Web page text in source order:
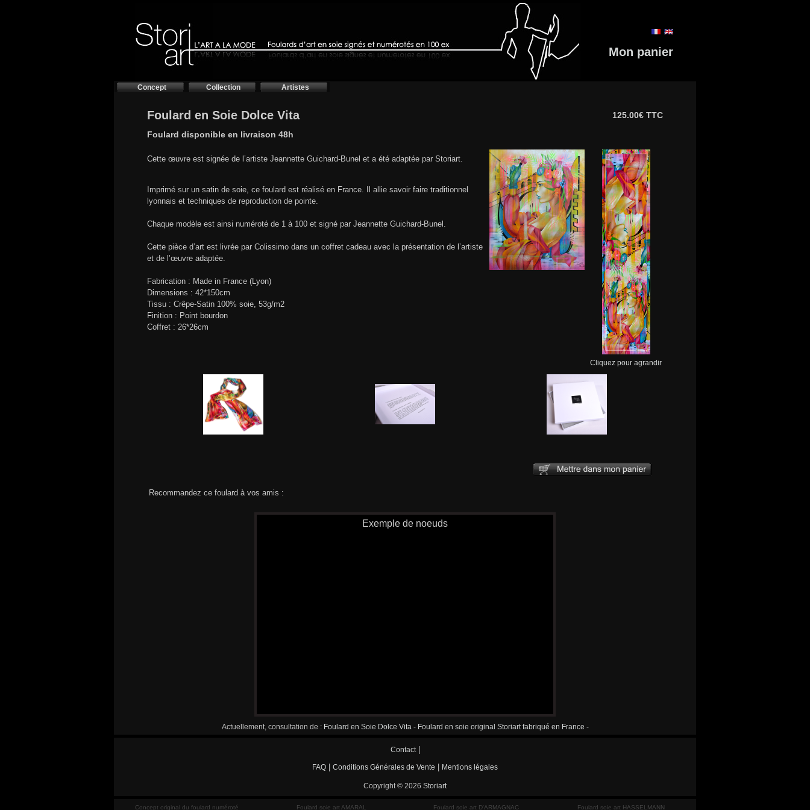
Mon panier
Concept Collection Artistes
Foulard en Soie Dolce Vita
125.00€ TTC
Foulard disponible en livraison 48h
Cliquez pour agrandir
Cette œuvre est signée de l’artiste Jeannette Guichard-Bunel et a été adaptée par Storiart.
Imprimé sur un satin de soie, ce foulard est réalisé en France. Il allie savoir faire traditionnel
lyonnais et techniques de reproduction de pointe.
Chaque modèle est ainsi numéroté de 1 à 100 et signé par Jeannette Guichard-Bunel.
Cette pièce d’art est livrée par Colissimo dans un coffret cadeau avec la présentation de l’artiste
et de l’œuvre adaptée.
Fabrication : Made in France (Lyon)
Dimensions : 42*150cm
Tissu : Crêpe-Satin 100% soie, 53g/m2
Finition : Point bourdon
Coffret : 26*26cm
Recommandez ce foulard à vos amis :
Exemple de noeuds
Actuellement, consultation de : Foulard en Soie Dolce Vita - Foulard en soie original Storiart fabriqué en France -
Contact|
FAQ Conditions Générales de Vente Mentions légales
Copyright © 2026 Storiart
Concept original du foulard numéroté Foulard soie art AMARAL Foulard soie art D'ARMAGNAC Foulard soie art HASSELMANN